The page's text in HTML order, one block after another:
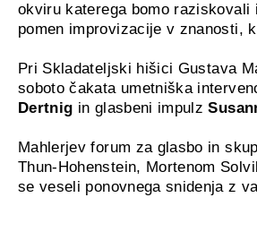
okviru katerega bomo raziskovali
pomen improvizacije v znanosti,
Pri Skladateljski hišici Gustava
soboto čakata umetniška
Dertnig in glasbeni impulz
Mahlerjev forum za glasbo in
Thun-Hohenstein, Mortenom
se veseli ponovnega snidenja z